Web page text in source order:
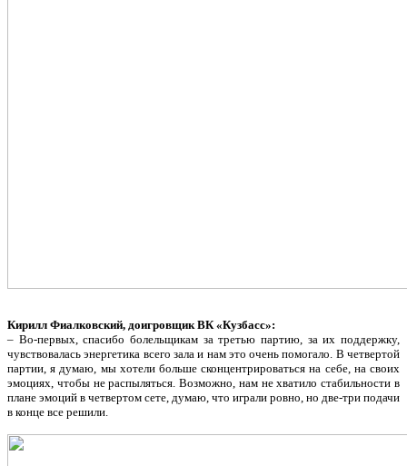
Кирилл Фиалковский, доигровщик ВК «Кузбасс»:
– Во-первых, спасибо болельщикам за третью партию, за их поддержку,
чувствовалась энергетика всего зала и нам это очень помогало. В четвертой
партии, я думаю, мы хотели больше сконцентрироваться на себе, на своих
эмоциях, чтобы не распыляться. Возможно, нам не хватило стабильности в
плане эмоций в четвертом сете, думаю, что играли ровно, но две-три подачи
в конце все решили.